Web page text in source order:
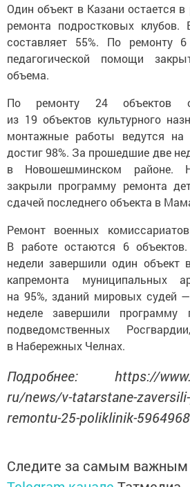
Один объект в Казани остается
ремонта подростковых
составляет 55%. По ремонту 6
педагогической помощи
объема.
По ремонту 24 объектов
из 19 объектов культурного
монтажные работы ведутся
достиг 98%. За прошедшие две
в Новошешминском районе.
закрыли программу ремонта
сдачей последнего объекта в
Ремонт военных
В работе остаются 6
недели завершили один объект
капремонта муниципальных
на 95%, зданий мировых судей
неделе завершили программу
подведомственных
в Набережных Челнах.
Подробнее: https://
ru/news/v-tatarstane-
remontu-25-poliklinik-5964968
Следите за самым важным